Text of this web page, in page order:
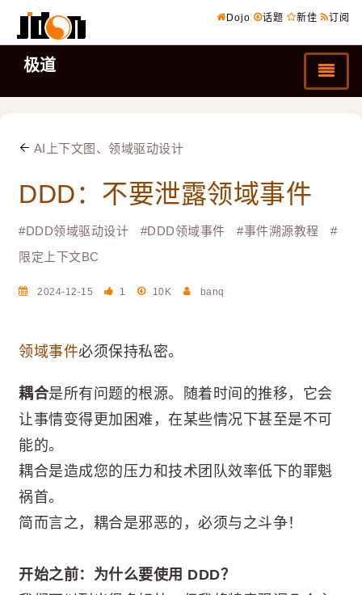
Dojo 话题 新佳 订阅
极道
AI上下文图、领域驱动设计
DDD：不要泄露领域事件
#DDD领域驱动设计 #DDD领域事件 #事件溯源教程
#
限定上下文BC
2024-12-15 1 10K banq
领域事件必须保持私密。
耦合是所有问题的根源。随着时间的推移，它会
让事情变得更加困难，在某些情况下甚至是不可
能的。
耦合是造成您的压力和技术团队效率低下的罪魁
祸首。
简而言之，耦合是邪恶的，必须与之斗争！
开始之前：为什么要使用 DDD？